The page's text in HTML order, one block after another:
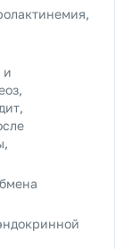
и